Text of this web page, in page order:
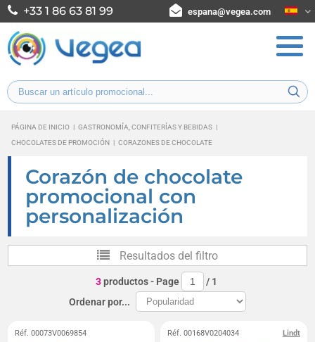
+33 1 86 63 81 99 espana@vegea.com
PÁGINA DE INICIO | GASTRONOMÍA, CONFITERÍAS Y BEBIDAS |
CHOCOLATES DE PROMOCIÓN | CORAZONES DE CHOCOLATE
Corazón de chocolate
promocional con
personalización
Resultados del filtro
3productos- Page / 1
Ordenar por...
Réf. 00073V0069854 Lindt
Réf. 00168V0204034